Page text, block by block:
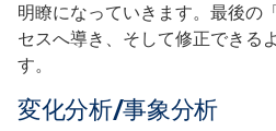
明瞭になっていきます。最後の
セスへ導き、そして修正できる
す。
変化分析/事象分析